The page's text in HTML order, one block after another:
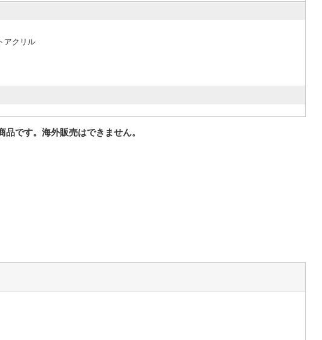
アクリル
です。海外販売はできません。